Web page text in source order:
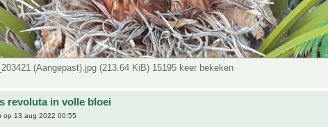
(Aangepast).jpg (213.64 KiB) 15195 keer bekeken
revoluta in volle bloei
op 13 aug 2022 00:55